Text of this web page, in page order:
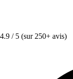
4.9 / 5 (sur 250+ avis)